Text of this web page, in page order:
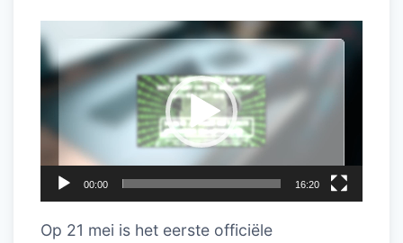
Videospeler
00:00 16:20
Op 21 mei is het eerste officiële